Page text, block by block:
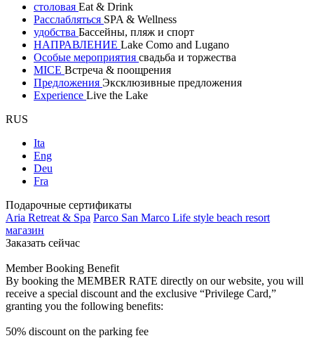
столовая Eat & Drink
Расслабляться SPA & Wellness
удобства Бассейны, пляж и спорт
НАПРАВЛЕНИЕ Lake Como and Lugano
Особые мероприятия свадьба и торжества
MICE Встреча & поощрения
Предложения Эксклюзивные предложения
Experience Live the Lake
RUS
Ita
Eng
Deu
Fra
Подарочные сертификаты
Aria Retreat & Spa Parco San Marco Life style beach resort
магазин
Заказать сейчас
Member Booking Benefit
By booking the MEMBER RATE directly on our website, you will
receive a special discount and the exclusive “Privilege Card,”
granting you the following benefits:
50% discount on the parking fee